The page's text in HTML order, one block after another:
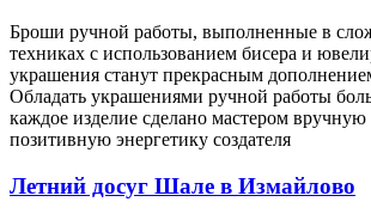
Броши ручной работы, выполненные в
техниках с использованием бисера и
украшения станут прекрасным
Обладать украшениями ручной работы
каждое изделие сделано мастером
позитивную энергетику создателя
Летний досуг Шале в Измайлово